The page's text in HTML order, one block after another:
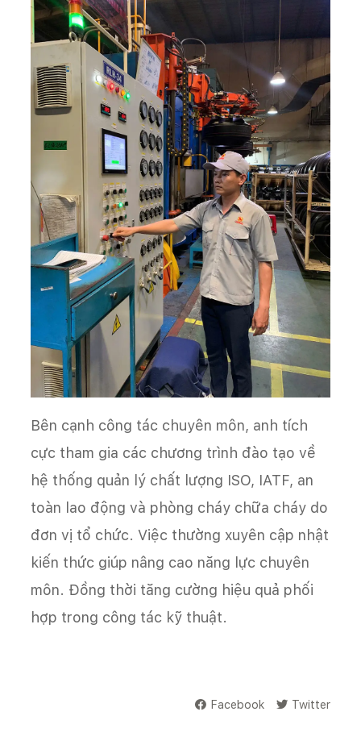
Bên cạnh công tác chuyên môn, anh tích
cực tham gia các chương trình đào tạo về
hệ thống quản lý chất lượng ISO, IATF, an
toàn lao động và phòng cháy chữa cháy do
đơn vị tổ chức. Việc thường xuyên cập nhật
kiến thức giúp nâng cao năng lực chuyên
môn. Đồng thời tăng cường hiệu quả phối
hợp trong công tác kỹ thuật.
Facebook Twitter